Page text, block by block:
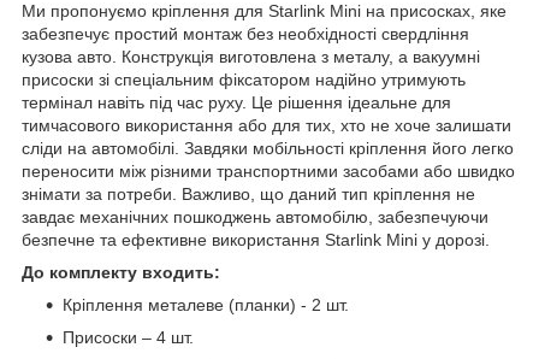
Ми пропонуємо кріплення для Starlink Mini на присосках, яке
забезпечує простий монтаж без необхідності свердління
кузова авто. Конструкція виготовлена з металу, а вакуумні
присоски зі спеціальним фіксатором надійно утримують
термінал навіть під час руху. Це рішення ідеальне для
тимчасового використання або для тих, хто не хоче залишати
сліди на автомобілі. Завдяки мобільності кріплення його легко
переносити між різними транспортними засобами або швидко
знімати за потреби. Важливо, що даний тип кріплення не
завдає механічних пошкоджень автомобілю, забезпечуючи
безпечне та ефективне використання Starlink Mini у дорозі.
До комплекту входить:
Кріплення металеве (планки) - 2 шт.
Присоски – 4 шт.